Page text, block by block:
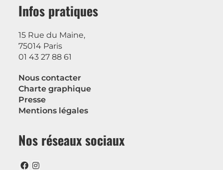
Infos pratiques
15 Rue du Maine,
75014 Paris
01 43 27 88 61
Nous contacter
Charte graphique
Presse
Mentions légales
Nos réseaux sociaux